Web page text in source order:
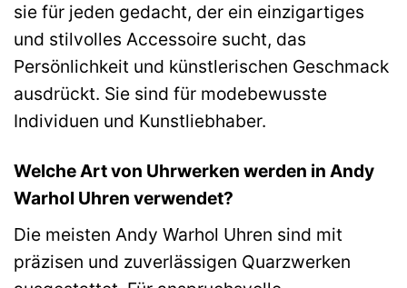
sie für jeden gedacht, der ein einzigartiges
und stilvolles Accessoire sucht, das
Persönlichkeit und künstlerischen Geschmack
ausdrückt. Sie sind für modebewusste
Individuen und Kunstliebhaber.
Welche Art von Uhrwerken werden in Andy
Warhol Uhren verwendet?
Die meisten Andy Warhol Uhren sind mit
präzisen und zuverlässigen Quarzwerken